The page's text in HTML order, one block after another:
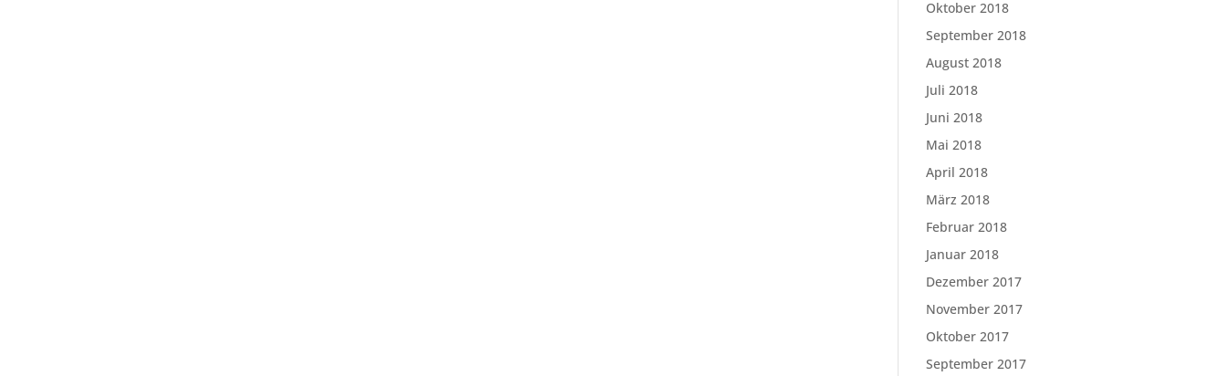
Oktober 2018
September 2018
August 2018
Juli 2018
Juni 2018
Mai 2018
April 2018
März 2018
Februar 2018
Januar 2018
Dezember 2017
November 2017
Oktober 2017
September 2017